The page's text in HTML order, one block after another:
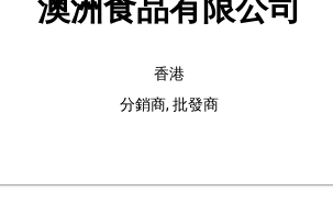
澳洲食品有限公司
香港
分銷商, 批發商